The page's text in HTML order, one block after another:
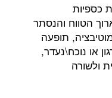
כספיות
הטווח והנסתר
תופעה
או נוכח\נעדר,
ולשורה